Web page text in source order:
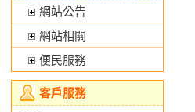
網站公告
網站相關
便民服務
客戶服務